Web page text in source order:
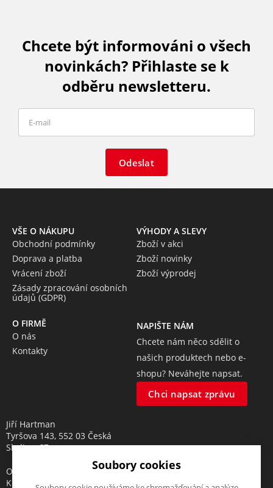
Chcete být informováni o všech
novinkách? Přihlaste se k
odběru newsletteru.
Odeslat
VŠE O NÁKUPU
Obchodní podmínky
Doprava a platba
Vrácení zboží
Zásady zpracování osobních
údajů (GDPR)
VÝHODY A SLEVY
Zboží v akci
Zboží novinky
Zboží výprodej
O FIRMĚ
O nás
Kontakty
NAPIŠTE NÁM
Chcete nám něco sdělit o
našich produktech nebo e-
shopu? Neváhejte napsat.
Chci napsat zprávu
Jiří Hartman
Tyršova 143, 552 03 Česká
Skalice, CZ
Obchodní rejstřík vedený u
Krajského soudu v Hradci
Soubory cookies